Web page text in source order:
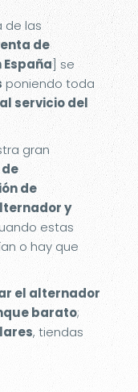
de las
de
] se
poniendo toda
al servicio del
gran
de
y
estas
o hay que
el alternador
barato;
, tiendas